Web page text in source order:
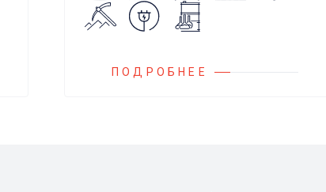
Блок управления Ареоматик
российских и иностранных
ПОДРОБНЕЕ